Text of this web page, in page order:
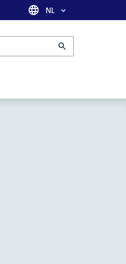
Taal selectie
NL